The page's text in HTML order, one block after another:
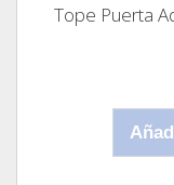
Tope Puerta